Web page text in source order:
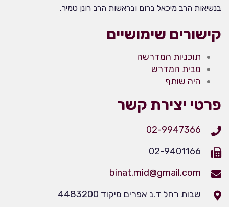
בנשיאות הרב מיכאל ברום ובראשות הרב רונן טמיר.
קישורים שימושיים
תוכניות המדרשה
מבית המדרש
היה שותף
פרטי יצירת קשר
02-9947366
02-9401166
binat.mid@gmail.com
שבות רחל ד.נ אפרים מיקוד 4483200